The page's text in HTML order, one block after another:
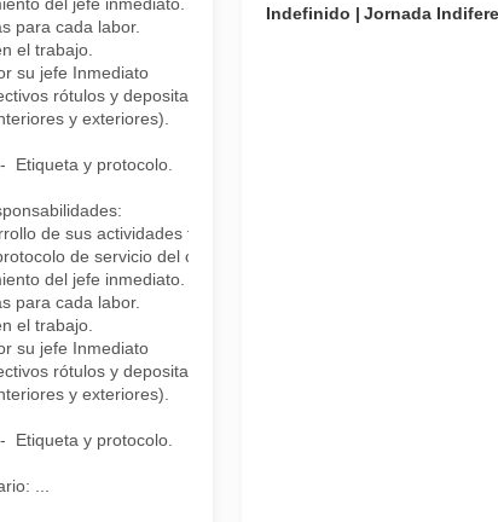
para cada labor.
el trabajo.
su jefe Inmediato
rótulos y depositarlas en el sitio asignado.
y exteriores).
Etiqueta y protocolo.
de sus actividades teniendo en cuenta el protocolo de
de servicio del cargo en instalaciones exteriores e
del jefe inmediato.
para cada labor.
el trabajo.
su jefe Inmediato
rótulos y depositarlas en el sitio asignado.
y exteriores).
Etiqueta y protocolo.
...
Indefinido
Jornada